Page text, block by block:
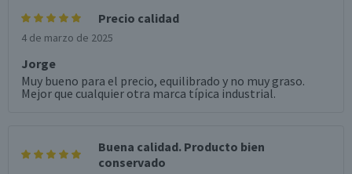
Precio calidad
4 de marzo de 2025
Jorge
Muy bueno para el precio, equilibrado y no muy graso.
Mejor que cualquier otra marca típica industrial.
Buena calidad. Producto bien
conservado